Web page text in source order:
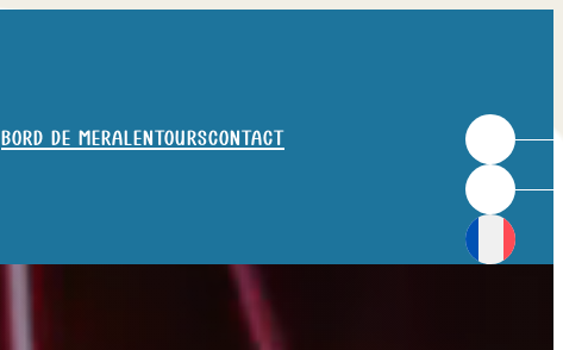
Bord de merAlentoursContact